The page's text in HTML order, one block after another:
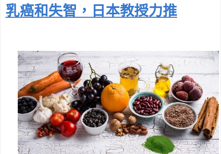
乳癌和失智，日本教授力推